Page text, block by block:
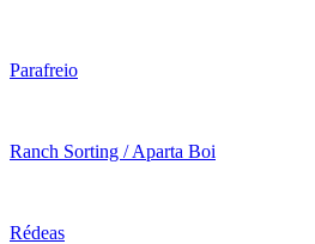
Parafreio
Ranch Sorting / Aparta Boi
Rédeas